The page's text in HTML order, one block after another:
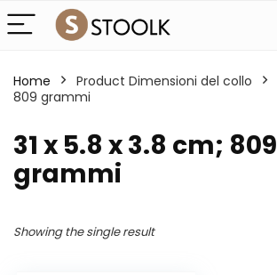
Home Product Dimensioni del collo
809 grammi
‎31 x 5.8 x 3.8 cm; 809
grammi
Showing the single result